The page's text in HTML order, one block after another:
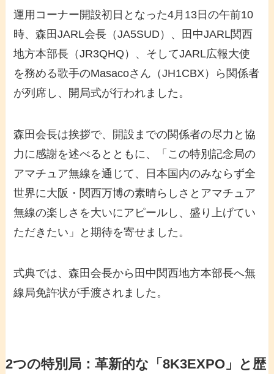
運用コーナー開設初日となった4月13日の午前10
時、森田JARL会長（JA5SUD）、田中JARL関西
地方本部長（JR3QHQ）、そしてJARL広報大使
を務める歌手のMasacoさん（JH1CBX）ら関係者
が列席し、開局式が行われました。
森田会長は挨拶で、開設までの関係者の尽力と協
力に感謝を述べるとともに、「この特別記念局の
アマチュア無線を通じて、日本国内のみならず全
世界に大阪・関西万博の素晴らしさとアマチュア
無線の楽しさを大いにアピールし、盛り上げてい
ただきたい」と期待を寄せました。
式典では、森田会長から田中関西地方本部長へ無
線局免許状が手渡されました。
2つの特別局：革新的な「8K3EXPO」と歴